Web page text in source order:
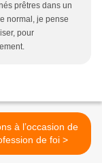
prêtres dans un
normal, je pense
pour
à l’occasion de
la Profession de foi >